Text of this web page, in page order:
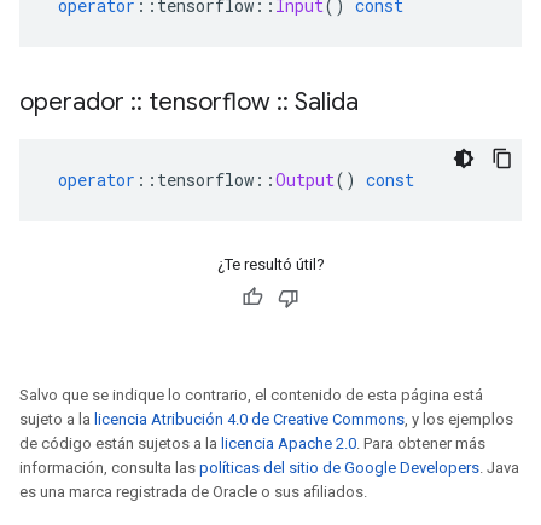
operator :: tensorflow :: Input() const
operador :: tensorflow :: Salida
operator :: tensorflow ::Output() const
¿Te resultó útil?
Salvo que se indique lo contrario, el contenido de esta página está
sujeto a la licencia Atribución 4.0 de Creative Commons, y los ejemplos
de código están sujetos a la licencia Apache 2.0. Para obtener más
información, consulta las políticas del sitio de Google Developers. Java
es una marca registrada de Oracle o sus afiliados.